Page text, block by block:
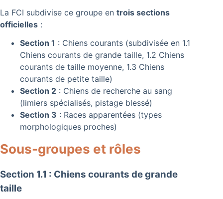
La FCI subdivise ce groupe en trois sections
officielles :
Section 1 : Chiens courants (subdivisée en 1.1
Chiens courants de grande taille, 1.2 Chiens
courants de taille moyenne, 1.3 Chiens
courants de petite taille)
Section 2 : Chiens de recherche au sang
(limiers spécialisés, pistage blessé)
Section 3 : Races apparentées (types
morphologiques proches)
Sous-groupes et rôles
Section 1.1 : Chiens courants de grande
taille